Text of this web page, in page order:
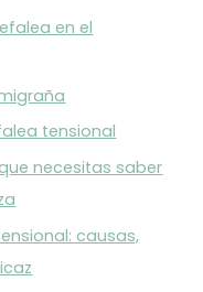
en el
tensional
necesitas saber
causas,